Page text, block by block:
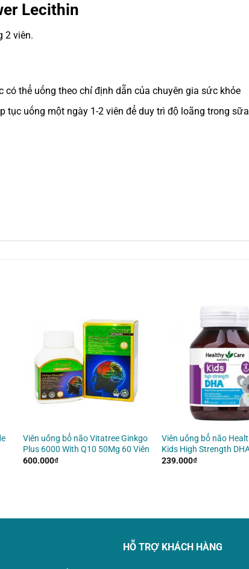
Lecithin
2 viên.
thể uống theo chỉ định dẫn của chuyên gia sức khỏe
uống một ngày 1-2 viên để duy trì độ loãng trong
Viên uống bổ não Vitatree Ginkgo
Plus 6000 With Q10 50Mg 60 Viên
600.000₫
Viên uống bổ não
Kids High Strength
239.000₫
HỖ TRỢ KHÁCH HÀNG